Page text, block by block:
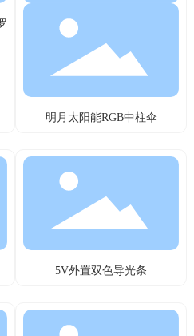
明月太阳能RGB中柱伞
5V外置双色导光条